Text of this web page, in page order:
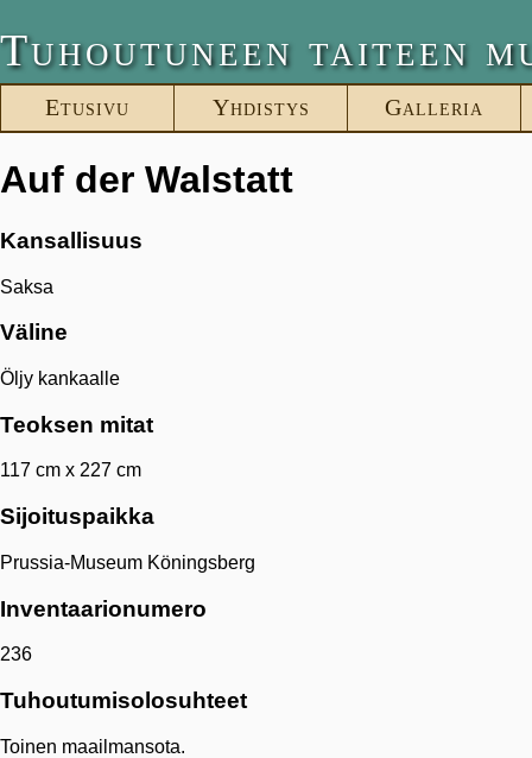
Tuhoutuneen taiteen
Etusivu Yhdistys Galleria
Auf der Walstatt
Kansallisuus
Saksa
Väline
Öljy kankaalle
Teoksen mitat
117 cm x 227 cm
Sijoituspaikka
Prussia-Museum Köningsberg
Inventaarionumero
236
Tuhoutumisolosuhteet
Toinen maailmansota.